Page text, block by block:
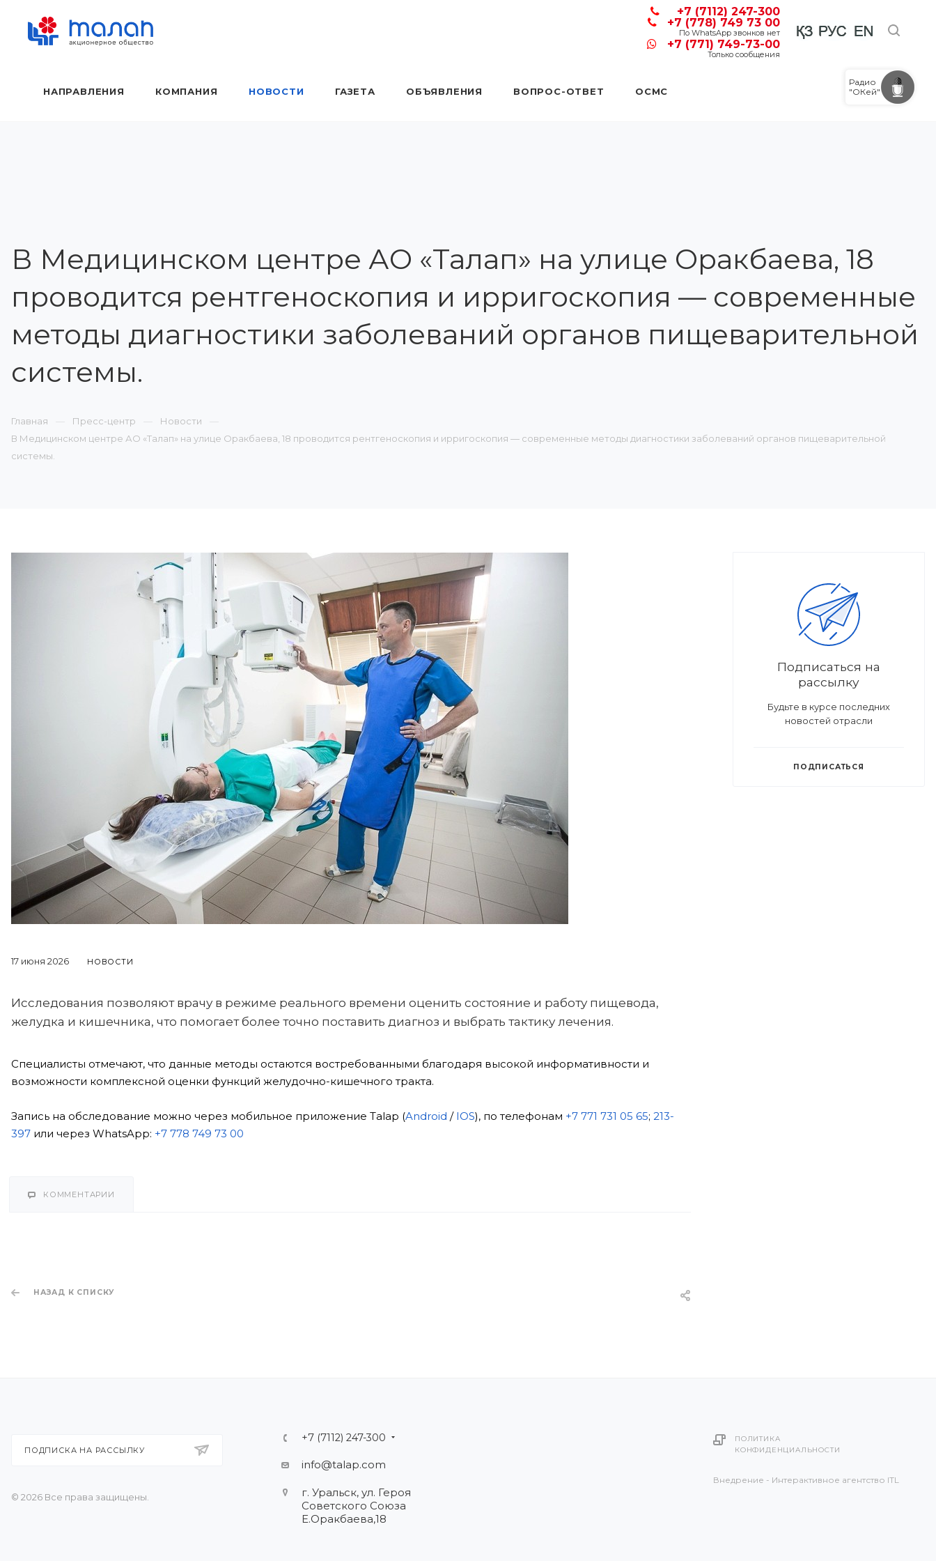
+7 (7112) 247-300
+7 (778) 749 73 00
По WhatsApp звонков нет
+7 (771) 749-73-00
Только сообщения
НАПРАВЛЕНИЯ КОМПАНИЯ НОВОСТИ ГАЗЕТА ОБЪЯВЛЕНИЯ ВОПРОС-ОТВЕТ ОСМС
Радио
"ОКей"
В Медицинском центре АО «Талап» на улице Оракбаева, 18
проводится рентгеноскопия и ирригоскопия — современные
методы диагностики заболеваний органов пищеварительной
системы.
Главная Пресс-центр
Новости
В Медицинском центре АО «Талап» на улице Оракбаева, 18 проводится рентгеноскопия и ирригоскопия — современные методы диагностики заболеваний органов пищеварительной
системы.
17 июня 2026 НОВОСТИ
Исследования позволяют врачу в режиме реального времени оценить состояние и работу пищевода,
желудка и кишечника, что помогает более точно поставить диагноз и выбрать тактику лечения.
Специалисты отмечают, что данные методы остаются востребованными благодаря высокой информативности и
возможности комплексной оценки функций желудочно-кишечного тракта.
Запись на обследование можно через мобильное приложение Talap (Android / IOS), по телефонам +7 771 731 05 65; 213-
397 или через WhatsApp: +7 778 749 73 00
Подписаться на
рассылку
Будьте в курсе последних
новостей отрасли
ПОДПИСАТЬСЯ
КОММЕНТАРИИ
НАЗАД К СПИСКУ
ПОДПИСКА НА РАССЫЛКУ
© 2026 Все права защищены.
+7 (7112) 247-300
info@talap.com
г. Уральск, ул. Героя
Советского Союза
Е.Оракбаева,18
ПОЛИТИКА
КОНФИДЕНЦИАЛЬНОСТИ
Внедрение - Интерактивное агентство ITL